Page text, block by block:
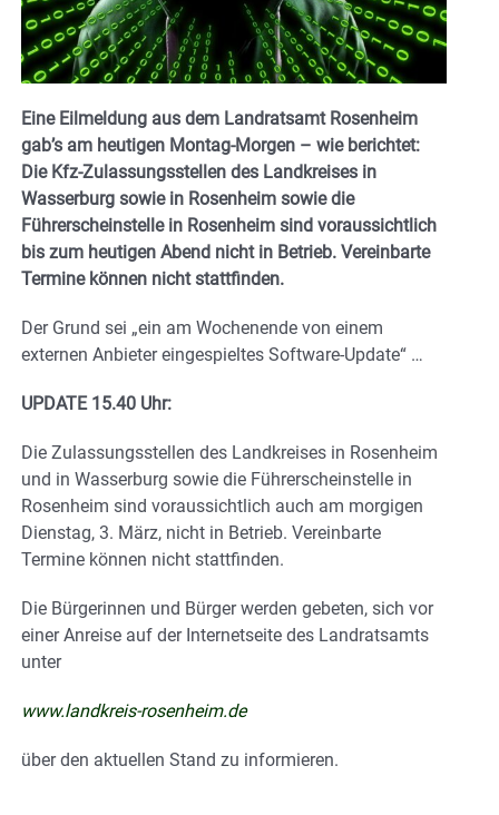
Eine Eilmeldung aus dem Landratsamt Rosenheim
gab’s am heutigen Montag-Morgen – wie berichtet:
Die Kfz-Zulassungsstellen des Landkreises in
Wasserburg sowie in Rosenheim sowie die
Führerscheinstelle in Rosenheim sind voraussichtlich
bis zum heutigen Abend nicht in Betrieb. Vereinbarte
Termine können nicht stattfinden.
Der Grund sei „ein am Wochenende von einem
externen Anbieter eingespieltes Software-Update“ …
UPDATE 15.40 Uhr:
Die Zulassungsstellen des Landkreises in Rosenheim
und in Wasserburg sowie die Führerscheinstelle in
Rosenheim sind voraussichtlich auch am morgigen
Dienstag, 3. März, nicht in Betrieb. Vereinbarte
Termine können nicht stattfinden.
Die Bürgerinnen und Bürger werden gebeten, sich vor
einer Anreise auf der Internetseite des Landratsamts
unter
www.landkreis-rosenheim.de
über den aktuellen Stand zu informieren.